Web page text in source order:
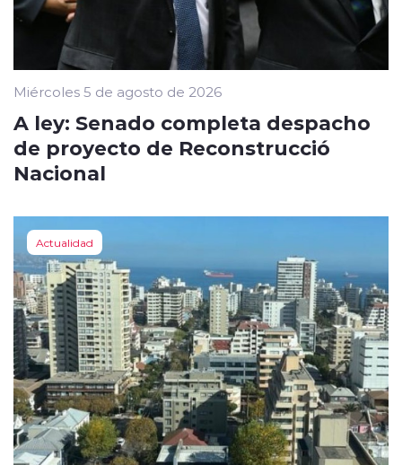
Miércoles 5 de agosto de 2026
A ley: Senado completa despacho
de proyecto de Reconstrucció
Nacional
Actualidad